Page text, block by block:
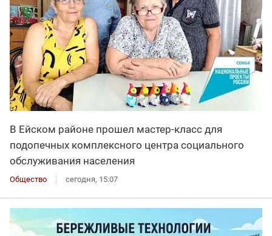
В Ейском районе прошел мастер-класс для
подопечных комплексного центра социального
обслуживания населения
Общество сегодня, 15:07